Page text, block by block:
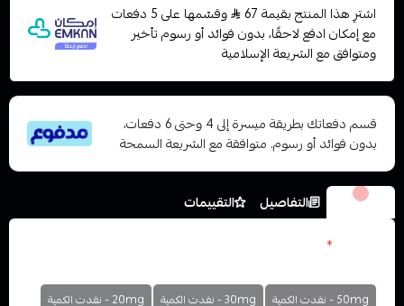
اشترِ هذا المنتج بقيمة 67
وقسّمها على 5 دفعات
مع إمكان ادفع لاحقًا، بدون فوائد أو رسوم تأخير
ومتوافق مع الشريعة الإسلامية
قسم دفعاتك بطريقة ميسرة إلى 4 وحتى 6 دفعات،
بدون فوائد أو رسوم. متوافقة مع الشريعة السمحة
الخيارات التفاصيل
التقييمات
*
50mg - نفدت الكمية 30mg - نفدت الكمية 20mg - نفدت الكمية